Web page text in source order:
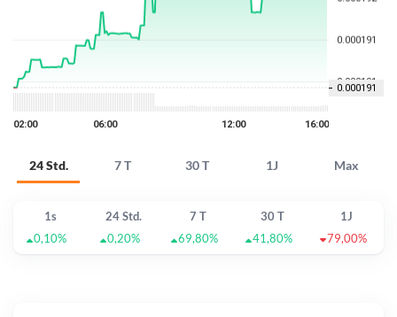
24 Std. 7 T 30 T 1J Max
1s 24 Std. 7 T 30 T
1J
0,10%
0,20% 69,80% 41,80% 79,00%